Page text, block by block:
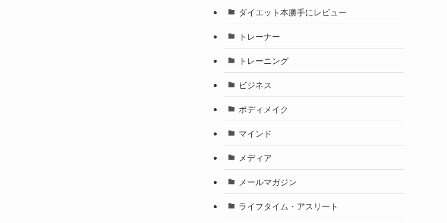
ダイエット本勝手にレビュー
トレーナー
トレーニング
ビジネス
ボディメイク
マインド
メディア
メールマガジン
ライフタイム・アスリート